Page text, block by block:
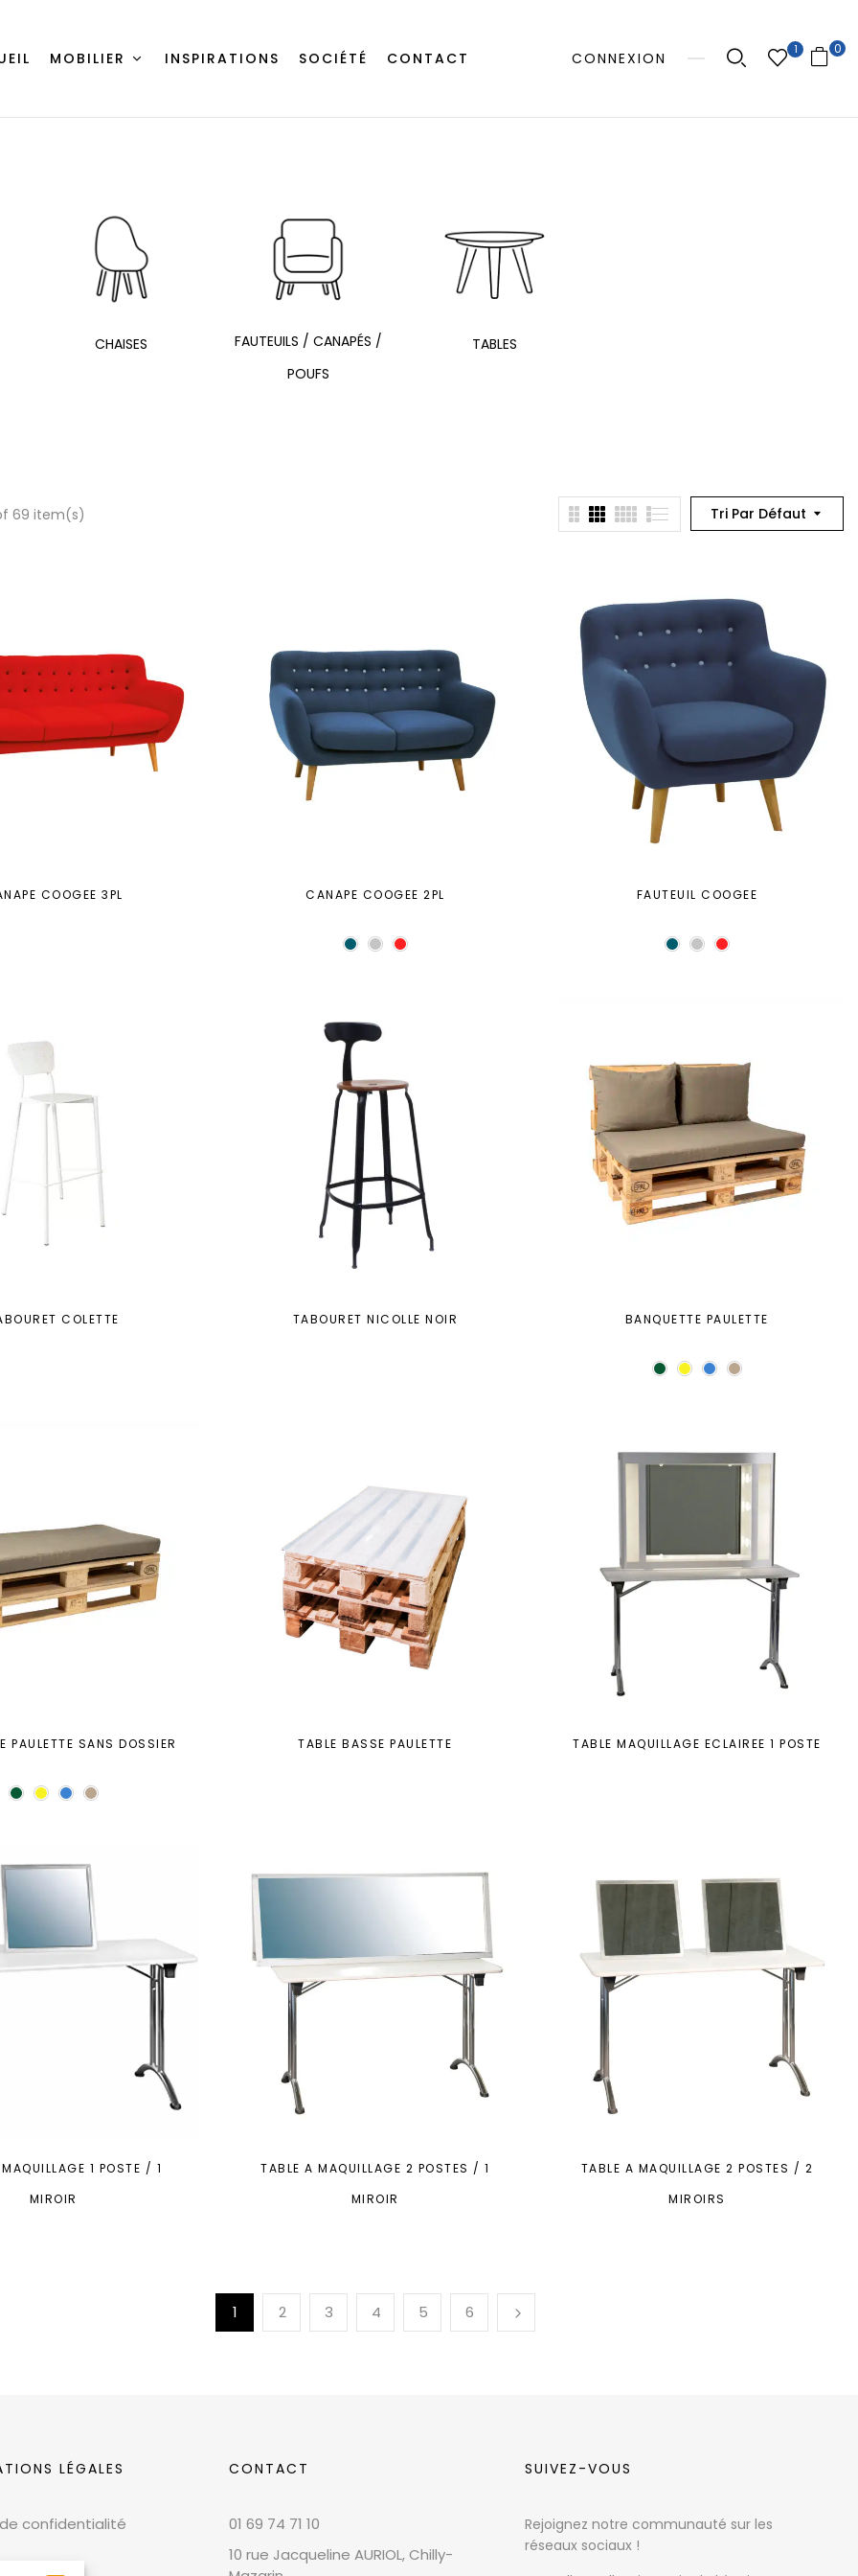
MOBILIER INSPIRATIONS SOCIÉTÉ CONTACT CONNEXION
1 0
CHAISES
FAUTEUILS / CANAPÉS /
POUFS
TABLES
Tri Par Défaut
69 item(s)
COOGEE 3PL CANAPE COOGEE 2PL FAUTEUIL COOGEE
COLETTE TABOURET NICOLLE NOIR BANQUETTE PAULETTE
PAULETTE SANS DOSSIER TABLE BASSE PAULETTE TABLE MAQUILLAGE ECLAIREE 1 POSTE
1 POSTE / 1
MIROIR
TABLE A MAQUILLAGE 2 POSTES / 1
MIROIR
TABLE A MAQUILLAGE 2 POSTES / 2
MIROIRS
1 2 3 4 5 6
LÉGALES
confidentialité
CONTACT
01 69 74 71 10
10 rue Jacqueline AURIOL, Chilly-
SUIVEZ-VOUS
Rejoignez notre communauté sur les
réseaux sociaux !